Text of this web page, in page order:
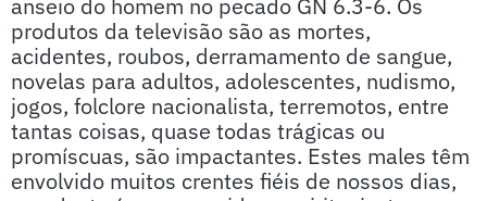
anseio do homem no pecado GN 6.3-6. Os
produtos da televisão são as mortes,
acidentes, roubos, derramamento de sangue,
novelas para adultos, adolescentes, nudismo,
jogos, folclore nacionalista, terremotos, entre
tantas coisas, quase todas trágicas ou
promíscuas, são impactantes. Estes males têm
envolvido muitos crentes fiéis de nossos dias,